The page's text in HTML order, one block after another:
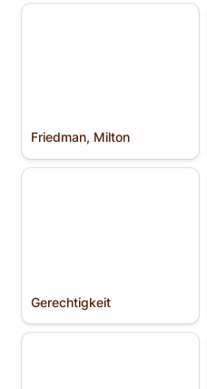
Friedman, Milton
Friedman, Milton
Gerechtigkeit
Gerechtigkeit
Gladstone, William E.